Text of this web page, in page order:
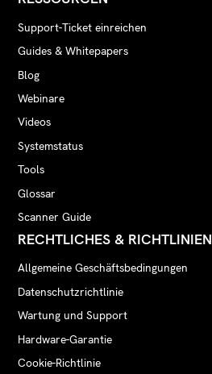
Support-Ticket einreichen
Guides & Whitepapers
Blog
Webinare
Videos
Systemstatus
Tools
Glossar
Scanner Guide
RECHTLICHES & RICHTLINIEN
Allgemeine Geschäftsbedingungen
Datenschutzrichtlinie
Wartung und Support
Hardware-Garantie
Cookie-Richtlinie